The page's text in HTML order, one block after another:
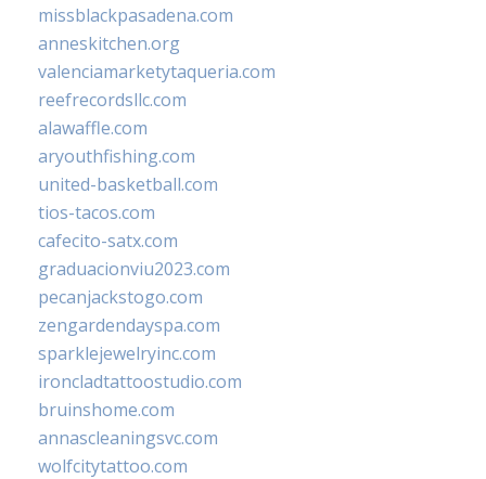
missblackpasadena.com
anneskitchen.org
valenciamarketytaqueria.com
reefrecordsllc.com
alawaffle.com
aryouthfishing.com
united-basketball.com
tios-tacos.com
cafecito-satx.com
graduacionviu2023.com
pecanjackstogo.com
zengardendayspa.com
sparklejewelryinc.com
ironcladtattoostudio.com
bruinshome.com
annascleaningsvc.com
wolfcitytattoo.com